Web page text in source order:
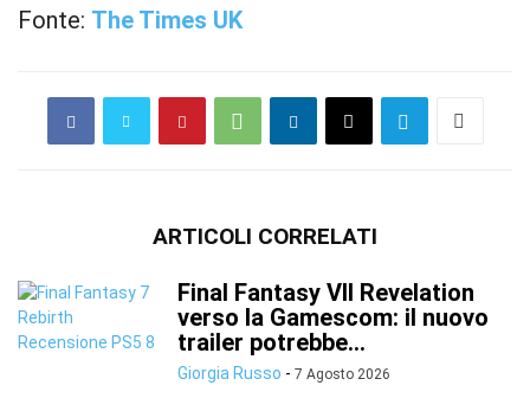
Fonte: The Times UK
ARTICOLI CORRELATI
Final Fantasy VII Revelation
verso la Gamescom: il nuovo
trailer potrebbe...
Giorgia Russo - 7 Agosto 2026